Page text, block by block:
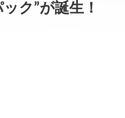
ク”が誕生！